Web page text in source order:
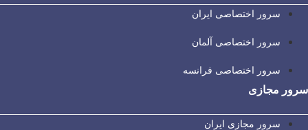
سرور اختصاصی ایران
سرور اختصاصی آلمان
سرور اختصاصی فرانسه
سرور مجازی
سرور مجازی ایران